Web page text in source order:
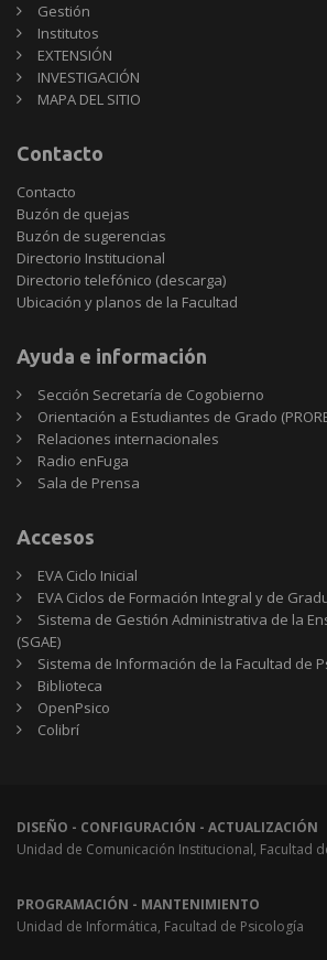
Gestión
Institutos
EXTENSIÓN
INVESTIGACIÓN
MAPA DEL SITIO
Contacto
Contacto
Buzón de quejas
Buzón de sugerencias
Directorio Institucional
Directorio telefónico (descarga)
Ubicación y planos de la Facultad
Ayuda e información
Sección Secretaría de Cogobierno
Orientación a Estudiantes de Grado
Relaciones internacionales
Radio enFuga
Sala de Prensa
Accesos
EVA Ciclo Inicial
EVA Ciclos de Formación Integral y de
Sistema de Gestión Administrativa de la
(SGAE)
Sistema de Información de la Facultad de
Biblioteca
OpenPsico
Colibrí
DISEÑO - CONFIGURACIÓN - ACTUALIZACIÓN
Unidad de Comunicación Institucional, Facultad
PROGRAMACIÓN - MANTENIMIENTO
Unidad de Informática, Facultad de Psicología